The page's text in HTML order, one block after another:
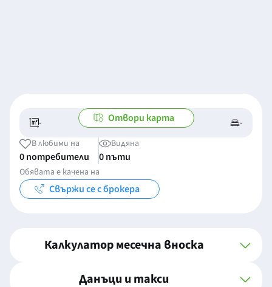
- -/- -
Отвори карта
В любими на
0 потребители
Видяна
0 пъти
Обявата е качена на
Свържи се с брокера
Калкулатор месечна вноска
Данъци и такси